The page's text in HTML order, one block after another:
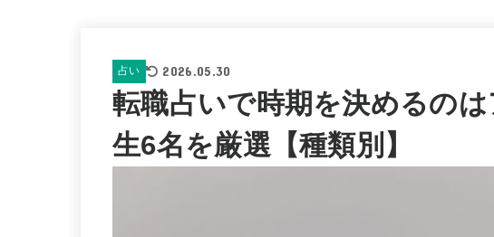
占い 2026.05.30
転職占いで時期を決めるの
生6名を厳選【種類別】